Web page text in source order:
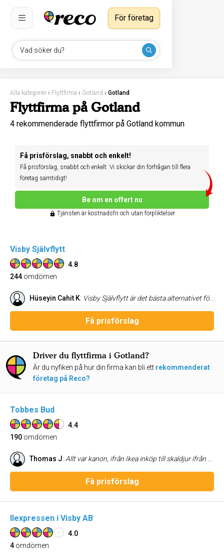
Vad söker du?
För företag
Alla kategorier › Flyttfirma › Gotland › Gotland
Flyttfirma på Gotland
4 rekommenderade flyttfirmor på Gotland kommun
Få prisförslag, snabbt och enkelt!
Få prisförslag, snabbt och enkelt. Vi skickar din förfrågan till flera
företag samtidigt!
Be om en offert nu
Tjänsten är kostnadsfri och utan förpliktelser
Visby Självflytt
4.8
244 omdömen
Hüseyin Cahit K: Visby Självflytt är det bästa alternativet för en bra och säker flytt! Flytt servicen får högsta betyg! Rekommenderas varmt!
Få prisförslag
Driver du flyttfirma i Gotland?
Är du nyfiken på hur din firma kan bli ett rekommenderat
företag på Reco?
Tobbes Bud
4.4
190 omdömen
Thomas J: Allt var kanon, ifrån Ikea inköp till skaldjur ifrån bästkusten... Snabbt och enkelt var det. Mvh Thomas i dalbo
Få prisförslag
Ilexpressen i Visby AB
4.0
4 omdömen